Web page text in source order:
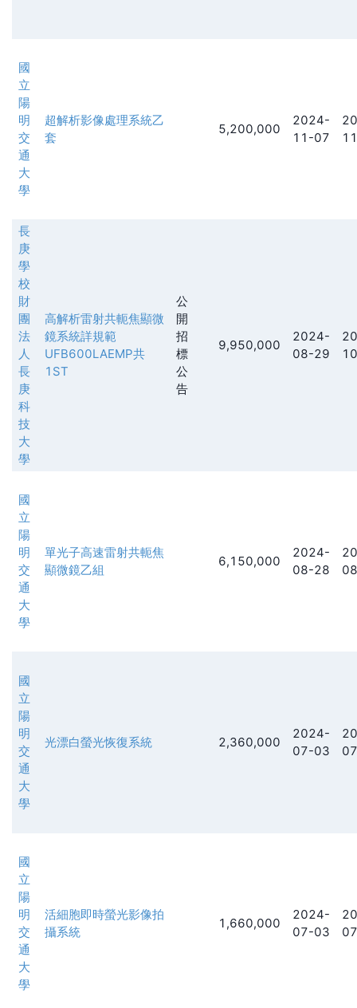
國
立
陽
明
交
通
大
學
超解析影像處理系統乙
套
5,200,000
2024-
11-07
長
庚
學
校
財
團
法
人
長
庚
科
技
大
學
高解析雷射共軛焦顯微
鏡系統詳規範
UFB600LAEMP共
1ST
公
開
招
標
公
告
9,950,000
2024-
08-29
國
立
陽
明
交
通
大
學
單光子高速雷射共軛焦
顯微鏡乙組
6,150,000
2024-
08-28
國
立
陽
明
交
通
大
學
光漂白螢光恢復系統 2,360,000
2024-
07-03
國
立
陽
明
交
通
大
學
活細胞即時螢光影像拍
攝系統
1,660,000
2024-
07-03